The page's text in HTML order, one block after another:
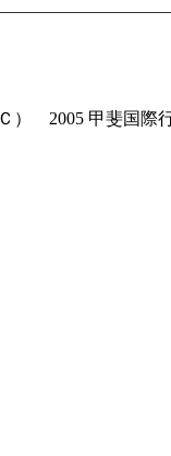
） 2005 甲斐国際